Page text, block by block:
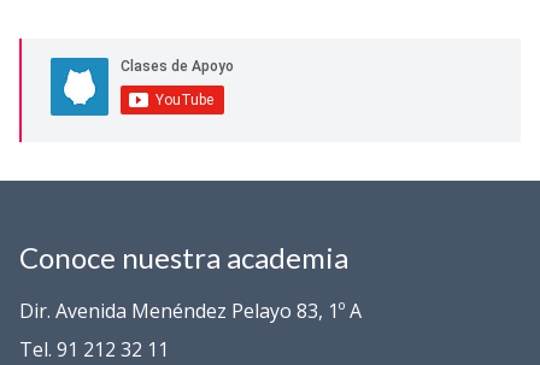
Conoce nuestra academia
Dir. Avenida Menéndez Pelayo 83, 1º A
Tel. 91 212 32 11